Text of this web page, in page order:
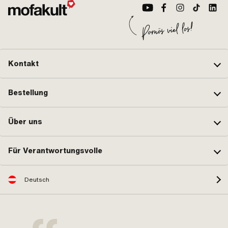
(Feingewinde)
Kontakt
Bestellung
Über uns
Für Verantwortungsvolle
Deutsch